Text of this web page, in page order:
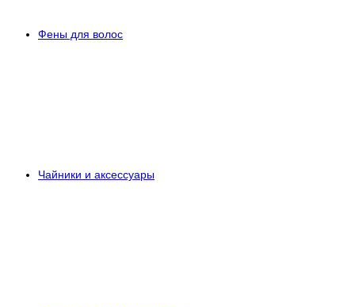
Фены для волос
Чайники и аксессуары